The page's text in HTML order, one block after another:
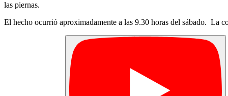
las piernas.
El hecho ocurrió aproximadamente a las 9.30 horas del sábado. La